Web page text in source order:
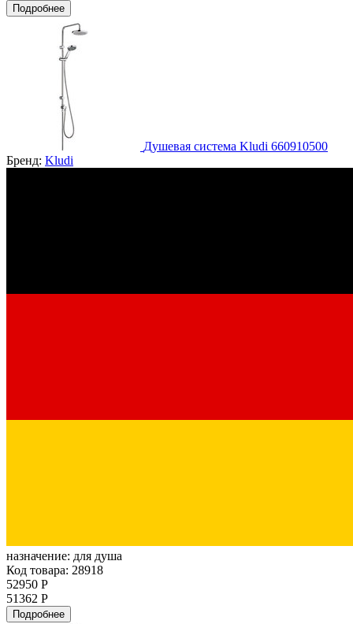
Подробнее
Душевая система Kludi 660910500
Бренд: Kludi
назначение: для душа
Код товара: 28918
52950 Р
51362 Р
Подробнее